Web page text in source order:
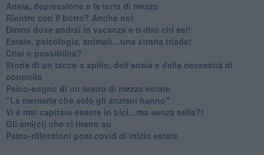
Ansia, depressione e la terra di mezzo
​Rientro con il botto? Anche no!
Dimmi dove andrai in vacanza e ti dirò chi sei!
​Estate, psicologia, animali…una strana triade!
​Crisi o possibilità?
​Storia di un tacco a spillo, dell’ansia e della necessità di
controllo
​Psico-sogno di un teatro di mezza estate
"La memoria che solo gli anziani hanno"
​Vi è mai capitato essere in bici…ma senza sella?!
​Gli ami(ci) che ci tirano su
Psico-riflessioni post covid di inizio estate